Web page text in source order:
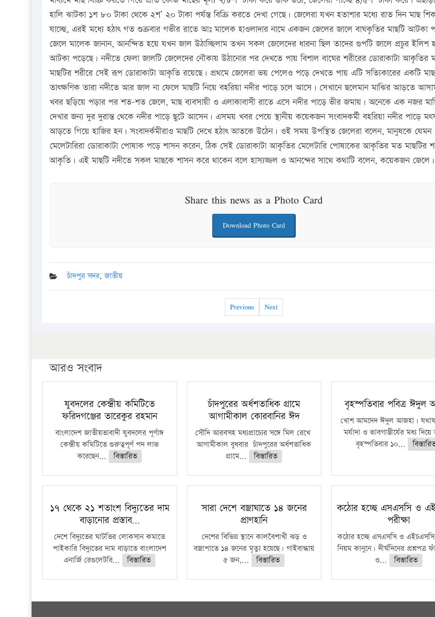
হালি ঝাটকা ১শ ৮০ টাকা থেকে ২শ’ ২০ টাকা পর্যন্ত বিক্রি করতে দেখা গেছে। জেলেরা যখন হতাশার মধ্যে রাত দিন মাছ
যাচ্ছে, এরই মধ্যে হঠাৎ গত শুক্রবার গভীর রাতে আঃ মালেক হাওলাদার নামে একজন জেলের জালে বাঘকৃতির মাছটি আটকা
জেলে মালেক জানান, আনন্দিত হয়ে যখন জাল উঠাচ্ছিলাম তখন সকল জেলেদের ধারনা ছিল তাদের গুপটি জালে প্রচুর ইলিশ
আটকা পড়েছে। নদীতে ফেলা জালটি জেলেদের নৌকায় উঠানোর পর দেখতে পায় বিশাল বাঘের শরীরের ডোরাকাটা আকৃতির
মাছটির শরীরে সেই রূপ ডোরাকাটা আকৃতি রয়েছে। প্রথমে জেলেরা ভয় পেলেও পড়ে দেখতে পায় এটি সত্যিকারের একটি
তাৎক্ষণিক তারা নদীতে আর জাল না ফেলে মাছটি নিয়ে বহরিয়া নদীর পাড়ে চলে আসে। সেখানে ছলেমান মাঝির আড়তে
খবর ছড়িয়ে পড়ার পর শত-শত জেলে, মাছ ব্যবসায়ী ও এলাকাবাসী রাতে এসে নদীর পাড়ে ভীর জমায়। অনেকে এক নজর
দেখার জন্য দুর দুরান্ত থেকে নদীর পাড়ে ছুটে আসেন। এসময় খবর পেয়ে স্থানীয় কয়েকজন সংবাদকর্মী বহরিয়া নদীর পাড়ে
আড়তে গিয়ে হাজির হন। সংবাদর্কমীরাও মাছটি দেখে হঠাৎ আতকে উঠেন। ওই সময় উপস্থিত জেলেরা বলেন, মানুষকে যেমন
মেলেটারিরা ডোরাকাটা পোষাক পড়ে শাসন করেন, ঠিক সেই ডোরাকাটা আকৃতির মেলেটারি পোষাকের আকৃতির মত মাছটির
আকৃতি। এই মাছটি নদীতে সকল মাছকে শাসন করে থাকেন বলে হাস্যজ্জল ও আনন্দের সাথে কথাটি বলেন, কয়েকজন জেলে।
Share this news as a Photo Card
Download Photo Card
চাঁদপুর সদর,জাতীয়
Previous Next
আরও সংবাদ
যুবদলের কেন্দ্রীয় কমিটিতে
ফরিদগঞ্জের তারেকুর রহমান
বাংলাদেশ জাতীয়তাবাদী যুবদলের পূর্ণাঙ্গ
কেন্দ্রীয় কমিটিতে গুরুত্বপূর্ণ পদ লাভ
করেছেন...
বিস্তারিত
চাঁদপুরের অর্ধশতাধিক গ্রামে
আগামীকাল কোরবানির ঈদ
সৌদি আরবসহ মধ্যপ্রাচ্যের সঙ্গে মিল রেখে
আগামীকাল বুধবার চাঁদপুরের অর্ধশতাধিক
গ্রামে...
বিস্তারিত
বৃহস্পতিবার পবিত্র ঈদুল
খোশ আমদেদ ঈদুল আজহা।
মর্যাদা ও ভাবগাম্ভীর্যের মধ্য
বৃহস্পতিবার ১০...
১৭ থেকে ২১ শতাংশ বিদ্যুতের দাম
বাড়ানোর প্রস্তাব…
দেশে বিদ্যুতের ঘাটতির লোকসান কমাতে
পাইকারি বিদ্যুতের দাম বাড়াতে বাংলাদেশ
এনার্জি রেগুলেটরি...
বিস্তারিত
সারা দেশে বজ্রাঘাতে ১৪ জনের
প্রাণহানি
দেশের বিভিন্ন স্থানে কালবৈশাখী ঝড় ও
বজ্রাপাতে ১৪ জনের মৃত্যু হয়েছে। গাইবান্ধায়
৫ জন,...
বিস্তারিত
কঠোর হচ্ছে এসএসসি ও
পরীক্ষা
কঠোর হচ্ছে এসএসসি ও এইচএসসি
নিয়ম কানুনে। দীর্ঘদিনের
ও...
বিস্তারিত